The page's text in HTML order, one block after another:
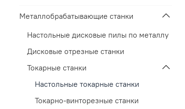
Металлобрабатывающие станки
Настольные дисковые пилы по металлу
Дисковые отрезные станки
Токарные станки
Настольные токарные станки
Токарно-винторезные станки